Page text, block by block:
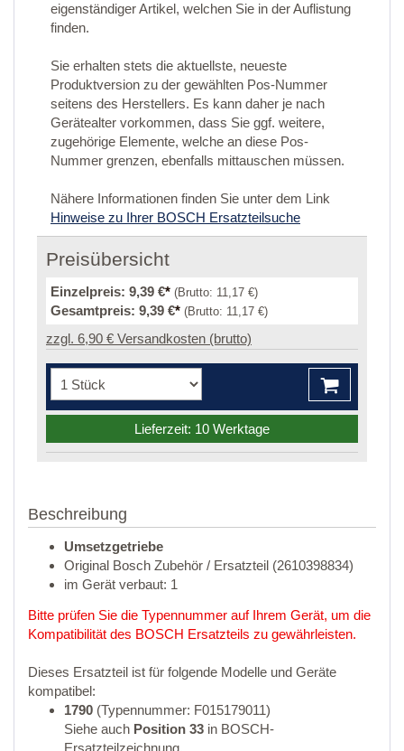
eigenständiger Artikel, welchen Sie in der Auflistung
finden.
Sie erhalten stets die aktuellste, neueste
Produktversion zu der gewählten Pos-Nummer
seitens des Herstellers. Es kann daher je nach
Gerätealter vorkommen, dass Sie ggf. weitere,
zugehörige Elemente, welche an diese Pos-
Nummer grenzen, ebenfalls mittauschen müssen.
Nähere Informationen finden Sie unter dem Link
Hinweise zu Ihrer BOSCH Ersatzteilsuche
Preisübersicht
Einzelpreis: 9,39 €* (Brutto: 11,17 €)
Gesamtpreis: 9,39 €* (Brutto: 11,17 €)
zzgl. 6,90 € Versandkosten (brutto)
Lieferzeit: 10 Werktage
Beschreibung
Umsetzgetriebe
Original Bosch Zubehör / Ersatzteil (2610398834)
im Gerät verbaut: 1
Bitte prüfen Sie die Typennummer auf Ihrem Gerät, um die
Kompatibilität des BOSCH Ersatzteils zu gewährleisten.
Dieses Ersatzteil ist für folgende Modelle und Geräte
kompatibel:
1790 (Typennummer: F015179011)
Siehe auch Position 33 in BOSCH-
Ersatzteilzeichnung.